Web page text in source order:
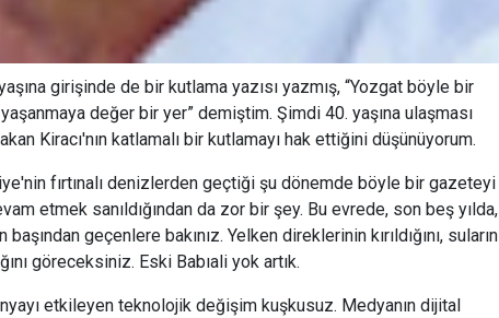
girişinde de bir kutlama yazısı yazmış, “Yozgat böyle bir
değer bir yer” demiştim. Şimdi 40. yaşına ulaşması
Kiracı'nın katlamalı bir kutlamayı hak ettiğini düşünüyorum.
fırtınalı denizlerden geçtiği şu dönemde böyle bir gazeteyi
etmek sanıldığından da zor bir şey. Bu evrede, son beş yılda,
geçenlere bakınız. Yelken direklerinin kırıldığını, suların
göreceksiniz. Eski Babıali yok artık.
etkileyen teknolojik değişim kuşkusuz. Medyanın dijital